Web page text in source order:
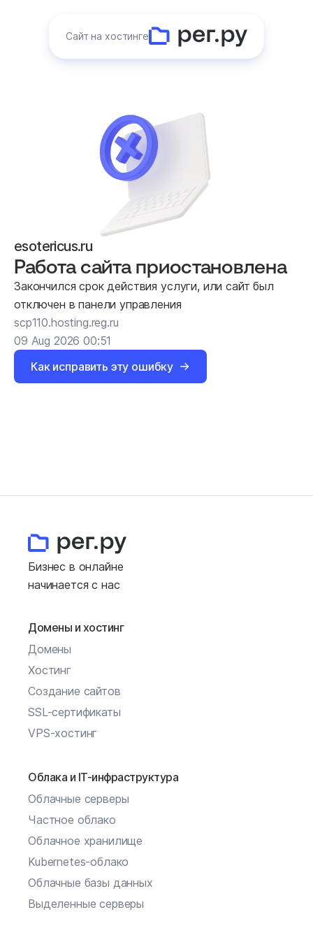
Сайт на хостинге
esotericus.ru
Работа сайта приостановлена
Закончился срок действия услуги, или сайт был
отключен в панели управления
scp110.hosting.reg.ru
09 Aug 2026 00:51
Как исправить эту ошибку
Бизнес в онлайне
начинается с нас
Домены и хостинг
Домены
Хостинг
Создание сайтов
SSL-сертификаты
VPS-хостинг
Облака и IT-инфраструктура
Облачные серверы
Частное облако
Облачное хранилище
Kubernetes-облако
Облачные базы данных
Выделенные серверы